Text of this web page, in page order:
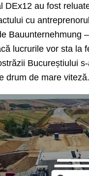
DEx12 au fost
cu
Bauunternehmung
lucrurile vor sta la
Bucureștiului
drum de mare viteză.